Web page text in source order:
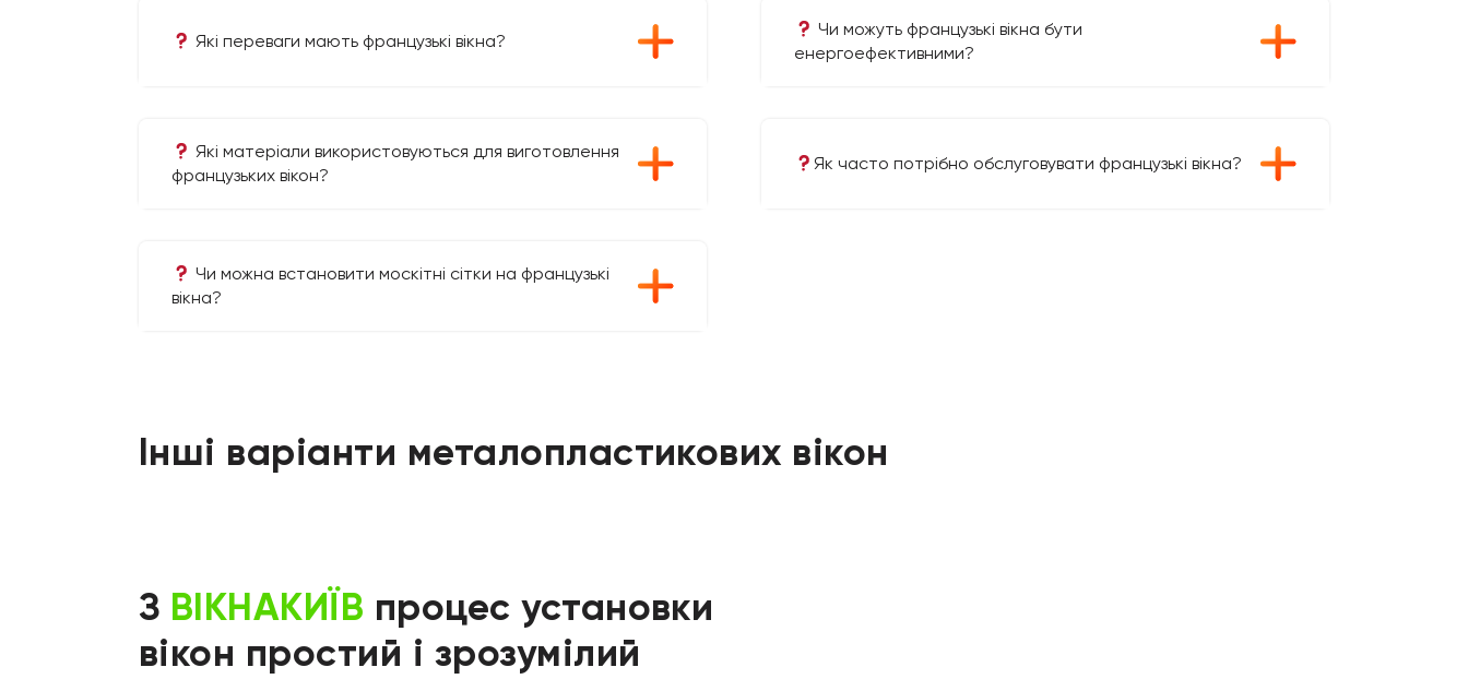
Які переваги мають французькі вікна?
Чи можуть французькі вікна бути
енергоефективними?
Які матеріали використовуються для виготовлення
французьких вікон?
Як часто потрібно обслуговувати французькі вікна?
Чи можна встановити москітні сітки на французькі
вікна?
Інші варіанти металопластикових вікон
З ВІКНАКИЇВ процес установки
вікон простий і зрозумілий